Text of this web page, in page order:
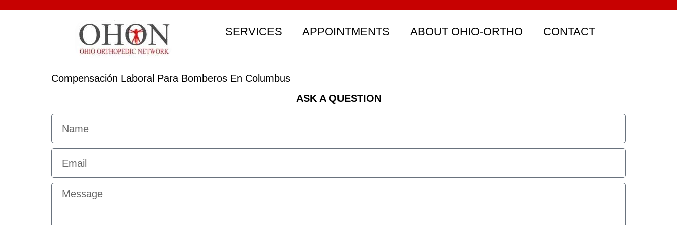
SERVICES APPOINTMENTS ABOUT OHIO-ORTHO CONTACT
Compensación Laboral Para Bomberos En Columbus
ASK A QUESTION